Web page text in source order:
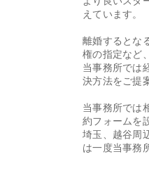
えています。
離婚するとな
権の指定など
当事務所では
決方法をご提
当事務所では
約フォームを
埼玉、越谷周
は一度当事務